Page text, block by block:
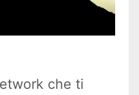
che ti